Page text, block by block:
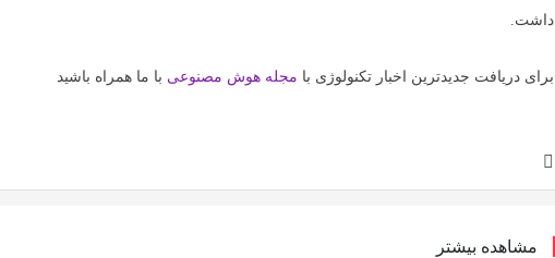
داشت.
برای دریافت جدیدترین اخبار تکنولوژی با مجله هوش مصنوعی با ما همراه باشید
مشاهده بیشتر